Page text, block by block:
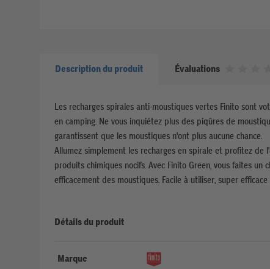
Description du produit Évaluations
Les recharges spirales anti-moustiques vertes Finito sont
en camping. Ne vous inquiétez plus des piqûres de
garantissent que les moustiques n'ont plus aucune chance.
Allumez simplement les recharges en spirale et profitez
produits chimiques nocifs. Avec Finito Green, vous faites
efficacement des moustiques. Facile à utiliser, super
Détails du produit
Marque